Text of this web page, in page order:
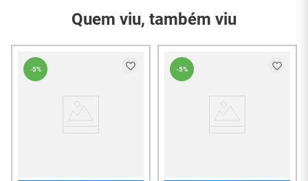
Garantia do
3 Meses
01 Emenda RJ45 Fêmea
Quem viu, também viu
-5% -5%